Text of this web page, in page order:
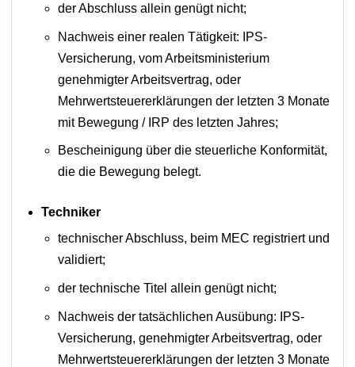
der Abschluss allein genügt nicht;
Nachweis einer realen Tätigkeit: IPS-
Versicherung, vom Arbeitsministerium
genehmigter Arbeitsvertrag, oder
Mehrwertsteuererklärungen der letzten 3 Monate
mit Bewegung / IRP des letzten Jahres;
Bescheinigung über die steuerliche Konformität,
die die Bewegung belegt.
Techniker
technischer Abschluss, beim MEC registriert und
validiert;
der technische Titel allein genügt nicht;
Nachweis der tatsächlichen Ausübung: IPS-
Versicherung, genehmigter Arbeitsvertrag, oder
Mehrwertsteuererklärungen der letzten 3 Monate